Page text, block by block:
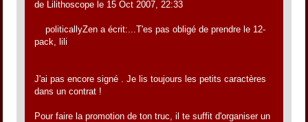
de Lilithoscope le 15 Oct 2007, 22:33
politicallyZen a écrit:...T'es pas obligé de prendre le 12-
pack, lili
J'ai pas encore signé . Je lis toujours les petits caractères
dans un contrat !
Pour faire la promotion de ton truc, il te suffit d'organiser un